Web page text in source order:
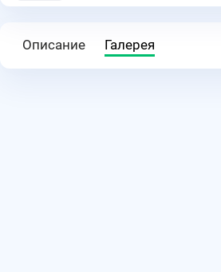
Описание Галерея